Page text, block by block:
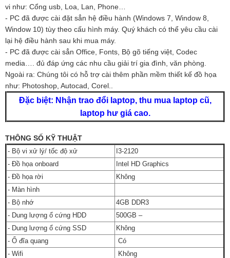
vi như: Cổng usb, Loa, Lan, Phone…
- PC đã được cài đặt sẳn hệ điều hành (Windows 7, Window 8,
Window 10) tùy theo cấu hình máy. Quý khách có thể yêu cầu cài
lại hệ điều hành sau khi mua máy.
- PC đã được cài sẳn Office, Fonts, Bộ gõ tiếng việt, Codec
media…. đủ đáp ứng các nhu cầu giải trí gia đình, văn phòng.
Ngoài ra: Chúng tôi có hỗ trợ cài thêm phần mềm thiết kế đồ họa
như: Photoshop, Autocad, Corel..
Đặc biệt: Nhận trao đổi laptop, thu mua laptop cũ,
laptop hư giá cao.
THÔNG SỐ KỸ THUẬT
- Bộ vi xử lý/ tốc độ xử
I3-2120
- Đồ họa onboard
Intel HD Graphics
- Đồ họa rời
Không
- Màn hình
- Bộ nhớ
4GB DDR3
- Dung lượng ổ cứng HDD
500GB –
- Dung lượng ổ cứng SSD
Không
- Ổ đĩa quang
Có
- Wifi
Không